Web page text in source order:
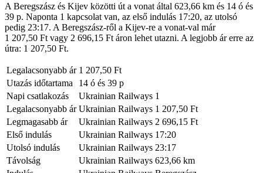
A Beregszász és Kijev közötti út a vonat által 623,66 km és 14 ó és
39 p. Naponta 1 kapcsolat van, az első indulás 17:20, az utolsó
pedig 23:17. A Beregszász-ről a Kijev-re a vonat-val már
1 207,50 Ft vagy 2 696,15 Ft áron lehet utazni. A legjobb ár erre az
útra: 1 207,50 Ft.
Legalacsonyabb ár 1 207,50 Ft
Utazás időtartama
14 ó és 39 p
Napi csatlakozás
Ukrainian Railways 1
Legalacsonyabb ár Ukrainian Railways 1 207,50 Ft
Legmagasabb ár
Ukrainian Railways 2 696,15 Ft
Első indulás
Ukrainian Railways 17:20
Utolsó indulás
Ukrainian Railways 23:17
Távolság
Ukrainian Railways 623,66 km